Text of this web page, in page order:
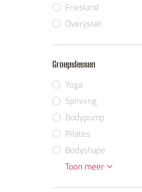
Friesland
Overijssel
Groepslessen
Yoga
Spinning
Bodypump
Pilates
Bodyshape
Zumba
Bodysteps
Circuittraining
Bootcamp
Body Balance
BBB
Aerobics
Bodyjam
Toon meer